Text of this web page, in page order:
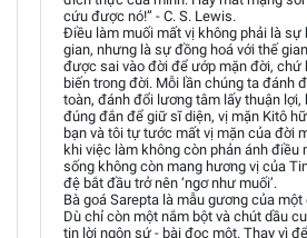
cứu được nó!” - C. S. Lewis.
Điều làm muối mất vị không phải là sự
gian, nhưng là sự đồng hoá với thế
được sai vào đời để ướp mặn đời, chứ
biến trong đời. Mỗi lần chúng ta đánh
toàn, đánh đổi lương tâm lấy thuận lợi,
đúng đắn để giữ sĩ diện, vị mặn Kitô
bạn và tôi tự tước mất vị mặn của đời
khi việc làm không còn phản ánh điều
sống không còn mang hương vị của
đệ bắt đầu trở nên ‘ngơ như muối’.
Bà goá Sarepta là mẫu gương của
Dù chỉ còn một nắm bột và chút dầu
tin lời ngôn sứ - bài đọc một. Thay vì